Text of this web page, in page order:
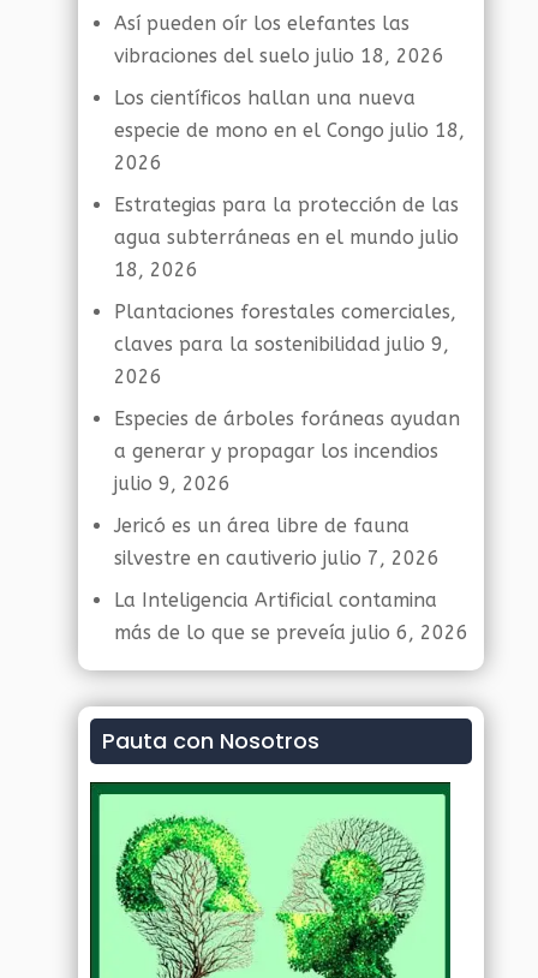
Así pueden oír los elefantes las
vibraciones del suelo julio 18, 2026
Los científicos hallan una nueva
especie de mono en el Congo julio 18,
2026
Estrategias para la protección de las
agua subterráneas en el mundo julio
18, 2026
Plantaciones forestales comerciales,
claves para la sostenibilidad julio 9,
2026
Especies de árboles foráneas ayudan
a generar y propagar los incendios
julio 9, 2026
Jericó es un área libre de fauna
silvestre en cautiverio julio 7, 2026
La Inteligencia Artificial contamina
más de lo que se preveía julio 6, 2026
Pauta con Nosotros